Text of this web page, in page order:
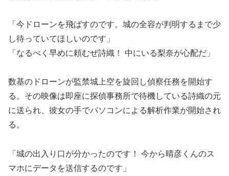
「今ドローンを飛ばすのです。城の全容が判明するまで少
し待っていてほしいのです」
「なるべく早めに頼むぜ詩織！ 中にいる梨奈が心配だ」
数基のドローンが監禁城上空を旋回し偵察任務を開始す
る。その映像は即座に探偵事務所で待機している詩織の元
に送られ、彼女の手でパソコンによる解析作業が開始され
る。
「城の出入り口が分かったのです！ 今から晴彦くんのス
マホにデータを送信するのです」